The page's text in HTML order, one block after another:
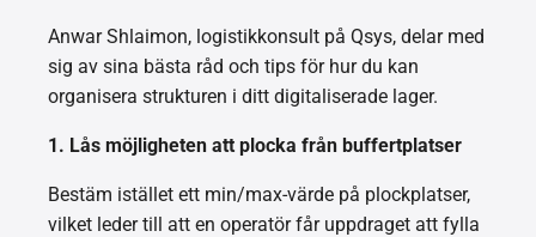
Anwar Shlaimon, logistikkonsult på Qsys, delar med
sig av sina bästa råd och tips för hur du kan
organisera strukturen i ditt digitaliserade lager.
1. Lås möjligheten att plocka från buffertplatser
Bestäm istället ett min/max-värde på plockplatser,
vilket leder till att en operatör får uppdraget att fylla